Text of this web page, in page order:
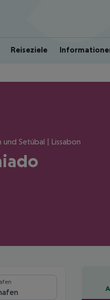
Reiseziele
Setúbal | Lissabon